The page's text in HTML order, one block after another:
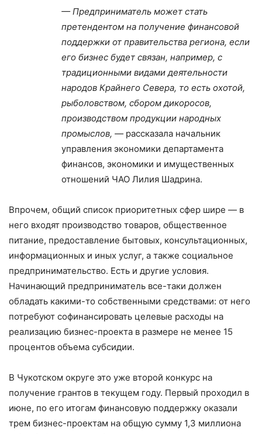
— Предприниматель может стать
претендентом на получение финансовой
поддержки от правительства региона, если
его бизнес будет связан, например, с
традиционными видами деятельности
народов Крайнего Севера, то есть охотой,
рыболовством, сбором дикоросов,
производством продукции народных
промыслов, — рассказала начальник
управления экономики департамента
финансов, экономики и имущественных
отношений ЧАО Лилия Шадрина.
Впрочем, общий список приоритетных сфер шире — в
него входят производство товаров, общественное
питание, предоставление бытовых, консультационных,
информационных и иных услуг, а также социальное
предпринимательство. Есть и другие условия.
Начинающий предприниматель все-таки должен
обладать какими-то собственными средствами: от него
потребуют софинансировать целевые расходы на
реализацию бизнес-проекта в размере не менее 15
процентов объема субсидии.
В Чукотском округе это уже второй конкурс на
получение грантов в текущем году. Первый проходил в
июне, по его итогам финансовую поддержку оказали
трем бизнес-проектам на общую сумму 1,3 миллиона